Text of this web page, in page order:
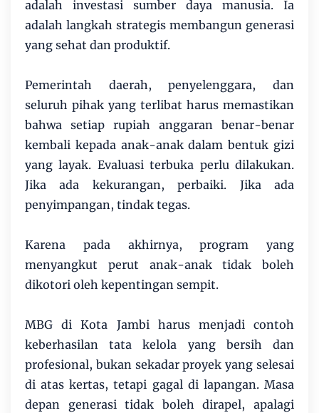
adalah investasi sumber daya manusia. Ia
adalah langkah strategis membangun generasi
yang sehat dan produktif.
Pemerintah daerah, penyelenggara, dan
seluruh pihak yang terlibat harus memastikan
bahwa setiap rupiah anggaran benar-benar
kembali kepada anak-anak dalam bentuk gizi
yang layak. Evaluasi terbuka perlu dilakukan.
Jika ada kekurangan, perbaiki. Jika ada
penyimpangan, tindak tegas.
Karena pada akhirnya, program yang
menyangkut perut anak-anak tidak boleh
dikotori oleh kepentingan sempit.
MBG di Kota Jambi harus menjadi contoh
keberhasilan tata kelola yang bersih dan
profesional, bukan sekadar proyek yang selesai
di atas kertas, tetapi gagal di lapangan. Masa
depan generasi tidak boleh dirapel, apalagi